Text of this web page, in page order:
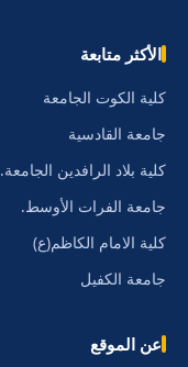
الأكثر متابعة
كلية الكوت الجامعة
جامعة القادسية
كلية بلاد الرافدين الجامعة.
جامعة الفرات الأوسط.
كلية الامام الكاظم(ع)
جامعة الكفيل
عن الموقع